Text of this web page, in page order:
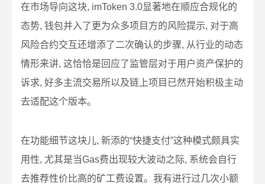
在市场导向这块, imToken 3.0显著地在顺应合规化的
态势, 钱包并入了更为众多项目方的风险提示, 对于高
风险合约交互还增添了二次确认的步骤, 从行业的动态
情形来讲, 这恰恰是回应了监管层对于用户资产保护的
诉求, 好多主流交易所以及链上项目已然开始积极主动
去适配这个版本。
在功能细节这块儿, 新添的“快捷支付”这种模式颇具实
用性, 尤其是当Gas费出现较大波动之际, 系统会自行
去推荐性价比高的矿工费设置。我有进行过几次小额